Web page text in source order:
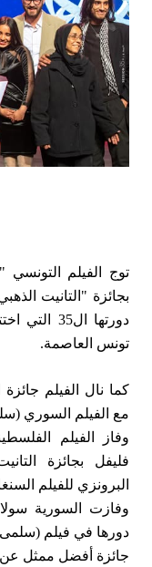
توج الفيلم
بجائزة "التانيت
تونس العاصمة.
كما نال الفيلم
مع الفيلم السوري
وفاز الفيلم
فليفل بجائزة
البرونزي للفيلم
وفازت السورية
دورها في فيلم
جائزة أفضل ممثل عن